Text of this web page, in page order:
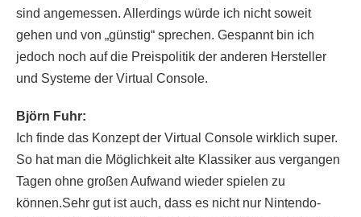
sind angemessen. Allerdings würde ich nicht soweit
gehen und von „günstig“ sprechen. Gespannt bin ich
jedoch noch auf die Preispolitik der anderen Hersteller
und Systeme der Virtual Console.
Björn Fuhr:
Ich finde das Konzept der Virtual Console wirklich super.
So hat man die Möglichkeit alte Klassiker aus vergangen
Tagen ohne großen Aufwand wieder spielen zu
können.Sehr gut ist auch, dass es nicht nur Nintendo-